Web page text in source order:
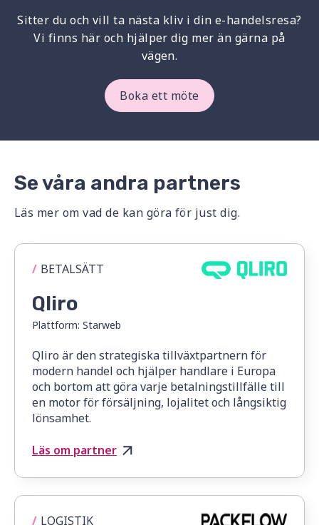
Sitter du och vill ta nästa kliv i din e-handelsresa?
Vi finns här och hjälper dig mer än gärna på
vägen.
Boka ett möte
Se våra andra partners
Läs mer om vad de kan göra för just dig.
/ BETALSÄTT
Qliro
Plattform: Starweb
Qliro är den strategiska tillväxtpartnern för
modern handel och hjälper handlare i Europa
och bortom att göra varje betalningstillfälle till
en motor för försäljning, lojalitet och långsiktig
lönsamhet.
Läs om partner
/ LOGISTIK